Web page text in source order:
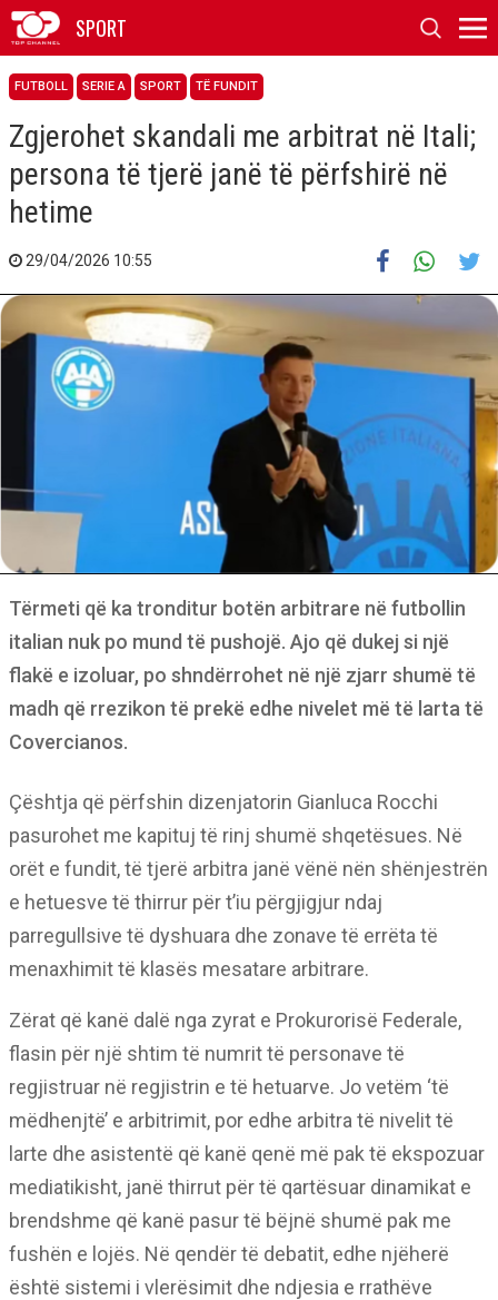
SPORT
FUTBOLL SERIE A SPORT TË FUNDIT
Zgjerohet skandali me arbitrat në Itali;
persona të tjerë janë të përfshirë në
hetime
29/04/2026 10:55
Tërmeti që ka tronditur botën arbitrare në futbollin
italian nuk po mund të pushojë. Ajo që dukej si një
flakë e izoluar, po shndërrohet në një zjarr shumë të
madh që rrezikon të prekë edhe nivelet më të larta të
Covercianos.
Çështja që përfshin dizenjatorin Gianluca Rocchi
pasurohet me kapituj të rinj shumë shqetësues. Në
orët e fundit, të tjerë arbitra janë vënë nën shënjestrën
e hetuesve të thirrur për t’iu përgjigjur ndaj
parregullsive të dyshuara dhe zonave të errëta të
menaxhimit të klasës mesatare arbitrare.
Zërat që kanë dalë nga zyrat e Prokurorisë Federale,
flasin për një shtim të numrit të personave të
regjistruar në regjistrin e të hetuarve. Jo vetëm ‘të
mëdhenjtë’ e arbitrimit, por edhe arbitra të nivelit të
larte dhe asistentë që kanë qenë më pak të ekspozuar
mediatikisht, janë thirrut për të qartësuar dinamikat e
brendshme që kanë pasur të bëjnë shumë pak me
fushën e lojës. Në qendër të debatit, edhe njëherë
është sistemi i vlerësimit dhe ndjesia e rrathëve